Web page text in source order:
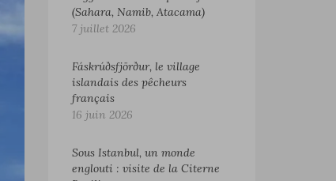
(Sahara, Namib, Atacama)
7 juillet 2026
Fáskrúðsfjörður, le village
islandais des pêcheurs
français
16 juin 2026
Sous Istanbul, un monde
englouti : visite de la Citerne